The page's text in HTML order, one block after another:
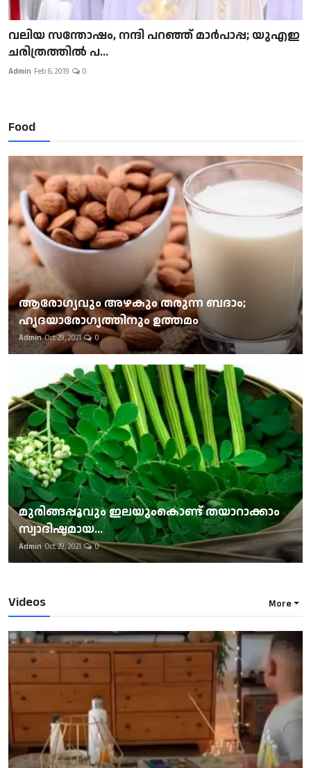
വലിയ സന്തോഷം, നന്ദി പറഞ്ഞ് മാർപാപ്പ; യുഎഇ
ചരിത്രത്തിൽ പ...
Admin Feb 6, 2019 0
Food
ആരോഗ്യവും അഴകും തരുന്ന ബദാം;
ഹൃദയാരോഗ്യത്തിനും ഉത്തമം
Admin Oct 29, 2021 0
മുരിങ്ങപ്പൂവും ഇലയുംകൊണ്ട് തയാറാക്കാം
സ്വാദിഷ്ടമായ...
Admin Oct 29, 2021 0
Videos More